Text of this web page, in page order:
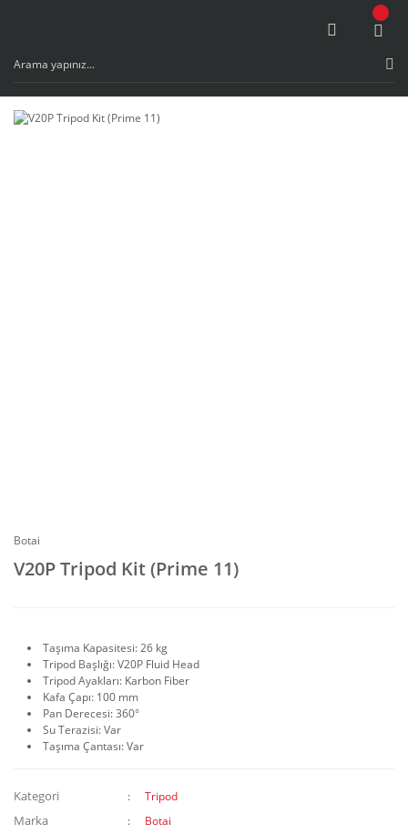
Botai
V20P Tripod Kit (Prime 11)
Taşıma Kapasitesi: 26 kg
Tripod Başlığı: V20P Fluid Head
Tripod Ayakları: Karbon Fiber
Kafa Çapı: 100 mm
Pan Derecesi: 360°
Su Terazisi: Var
Taşıma Çantası: Var
Kategori Tripod
Marka Botai